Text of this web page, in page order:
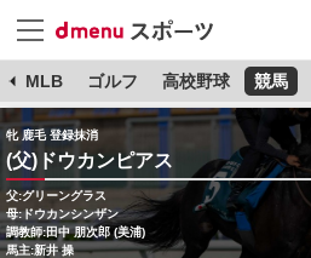
MLB ゴルフ 高校野球 競馬
牝 鹿毛 登録抹消
(父)ドウカンピアス
父:グリーングラス
母:ドウカンシンザン
調教師:田中 朋次郎 (美浦)
馬主:新井 操